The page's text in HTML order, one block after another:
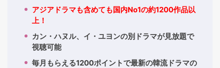
アジアドラマも含めても国内No1の約1200作品以
上！
カン・ハヌル、イ・ユヨンの別ドラマが見放題で
視聴可能
毎月もらえる1200ポイントで最新の韓流ドラマの